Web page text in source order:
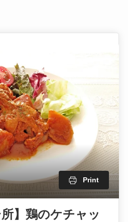
Print
所】鶏のケチャッ